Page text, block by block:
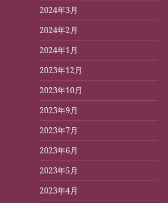
2024年3月
2024年2月
2024年1月
2023年12月
2023年10月
2023年9月
2023年7月
2023年6月
2023年5月
2023年4月